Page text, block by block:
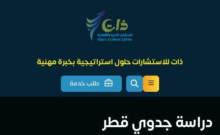
ذات للاستشارات حلول استراتيجية بخبرة مهنية
طلب خدمة
دراسة جدوي قطر